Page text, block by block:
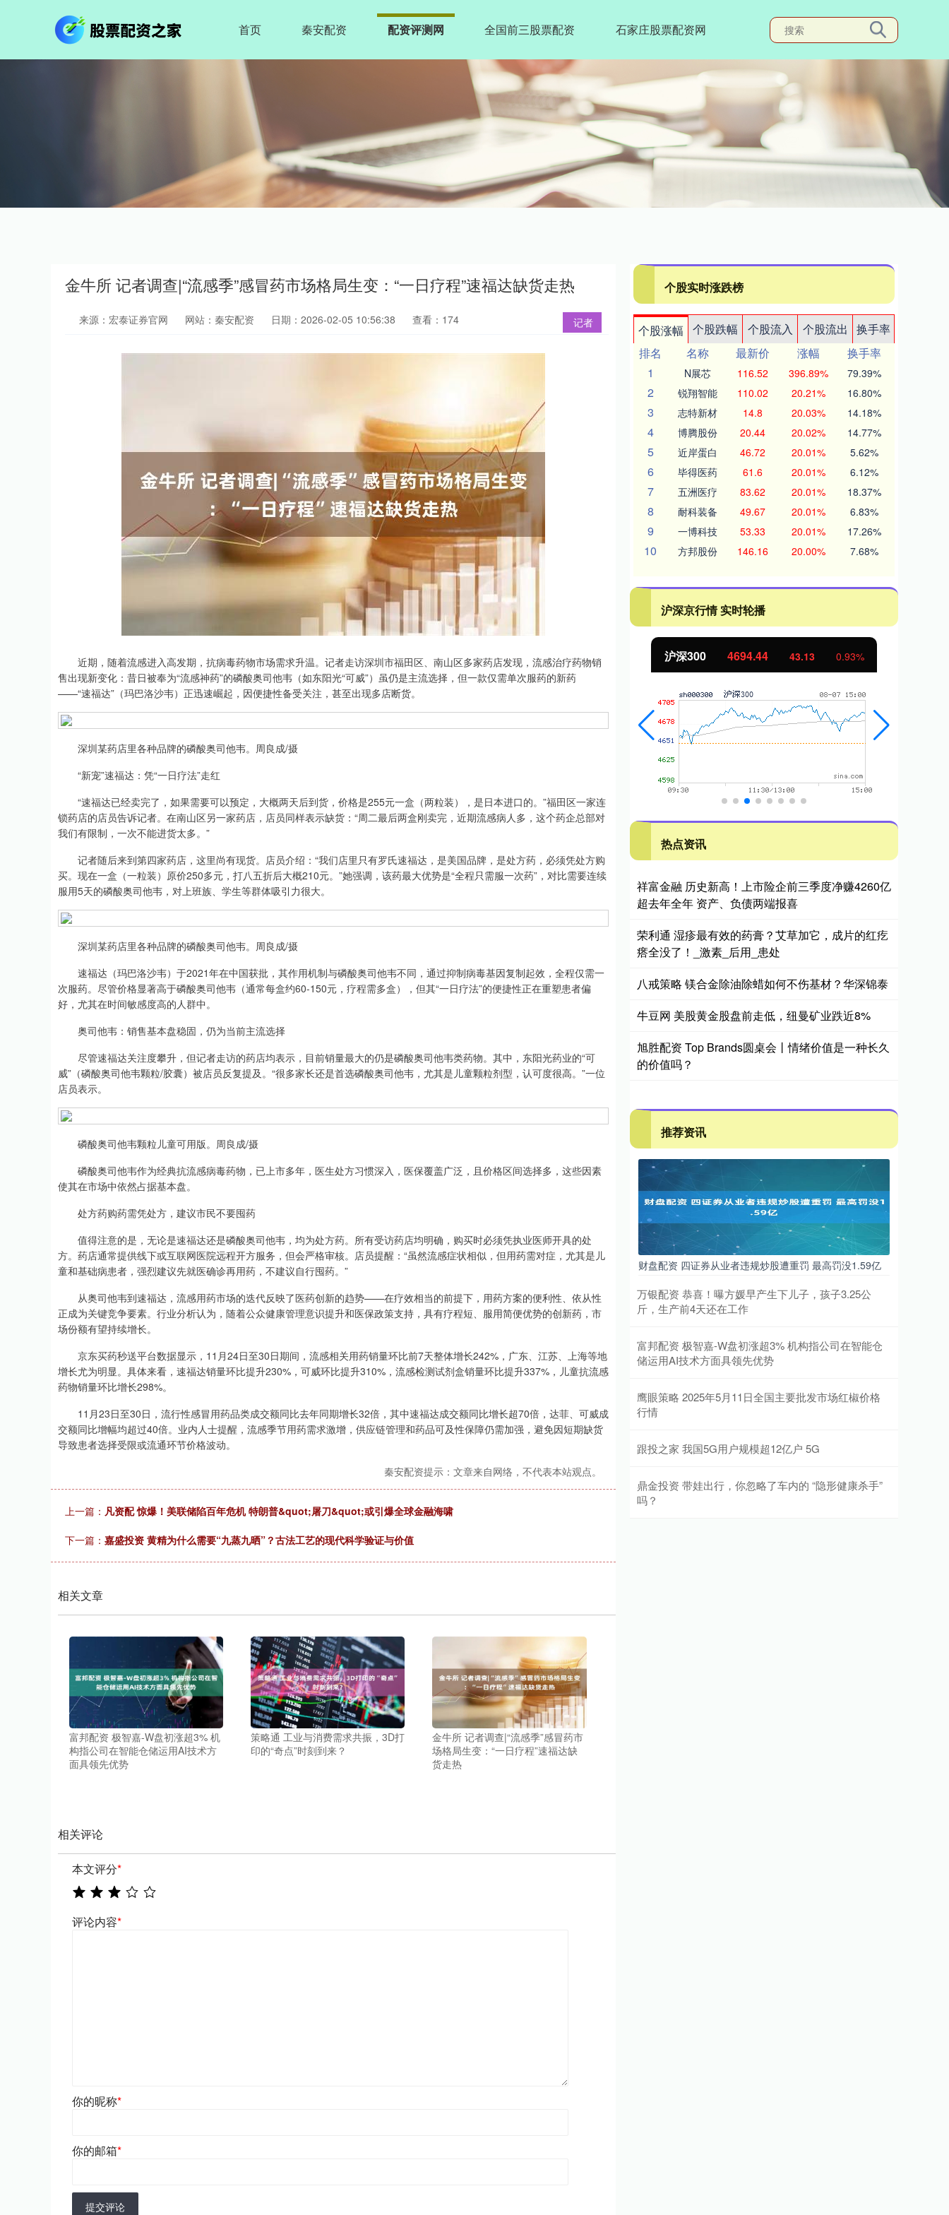
首页 秦安配资 配资评测网 全国前三股票配资 石家庄股票配资网
金牛所 记者调查|“流感季”感冒药市场格局生变：“一日疗程”速福达缺货走热
记者
来源：宏泰证券官网 网站：秦安配资 日期：2026-02-05 10:56:38 查看：174
近期，随着流感进入高发期，抗病毒药物市场需求升温。记者走访深圳市福田区、南山区多家药店发现，流感治疗药物销
售出现新变化：昔日被奉为“流感神药”的磷酸奥司他韦（如东阳光“可威”）虽仍是主流选择，但一款仅需单次服药的新药
——“速福达”（玛巴洛沙韦）正迅速崛起，因便捷性备受关注，甚至出现多店断货。
深圳某药店里各种品牌的磷酸奥司他韦。周良成/摄
“新宠”速福达：凭“一日疗法”走红
“速福达已经卖完了，如果需要可以预定，大概两天后到货，价格是255元一盒（两粒装），是日本进口的。”福田区一家连
锁药店的店员告诉记者。在南山区另一家药店，店员同样表示缺货：“周二最后两盒刚卖完，近期流感病人多，这个药企总部对
我们有限制，一次不能进货太多。”
记者随后来到第四家药店，这里尚有现货。店员介绍：“我们店里只有罗氏速福达，是美国品牌，是处方药，必须凭处方购
买。现在一盒（一粒装）原价250多元，打八五折后大概210元。”她强调，该药最大优势是“全程只需服一次药”，对比需要连续
服用5天的磷酸奥司他韦，对上班族、学生等群体吸引力很大。
深圳某药店里各种品牌的磷酸奥司他韦。周良成/摄
速福达（玛巴洛沙韦）于2021年在中国获批，其作用机制与磷酸奥司他韦不同，通过抑制病毒基因复制起效，全程仅需一
次服药。尽管价格显著高于磷酸奥司他韦（通常每盒约60-150元，疗程需多盒），但其“一日疗法”的便捷性正在重塑患者偏
好，尤其在时间敏感度高的人群中。
奥司他韦：销售基本盘稳固，仍为当前主流选择
尽管速福达关注度攀升，但记者走访的药店均表示，目前销量最大的仍是磷酸奥司他韦类药物。其中，东阳光药业的“可
威”（磷酸奥司他韦颗粒/胶囊）被店员反复提及。“很多家长还是首选磷酸奥司他韦，尤其是儿童颗粒剂型，认可度很高。”一位
店员表示。
磷酸奥司他韦颗粒儿童可用版。周良成/摄
磷酸奥司他韦作为经典抗流感病毒药物，已上市多年，医生处方习惯深入，医保覆盖广泛，且价格区间选择多，这些因素
使其在市场中依然占据基本盘。
处方药购药需凭处方，建议市民不要囤药
值得注意的是，无论是速福达还是磷酸奥司他韦，均为处方药。所有受访药店均明确，购买时必须凭执业医师开具的处
方。药店通常提供线下或互联网医院远程开方服务，但会严格审核。店员提醒：“虽然流感症状相似，但用药需对症，尤其是儿
童和基础病患者，强烈建议先就医确诊再用药，不建议自行囤药。”
从奥司他韦到速福达，流感用药市场的迭代反映了医药创新的趋势——在疗效相当的前提下，用药方案的便利性、依从性
正成为关键竞争要素。行业分析认为，随着公众健康管理意识提升和医保政策支持，具有疗程短、服用简便优势的创新药，市
场份额有望持续增长。
京东买药秒送平台数据显示，11月24日至30日期间，流感相关用药销量环比前7天整体增长242%，广东、江苏、上海等地
增长尤为明显。具体来看，速福达销量环比提升230%，可威环比提升310%，流感检测试剂盒销量环比提升337%，儿童抗流感
药物销量环比增长298%。
11月23日至30日，流行性感冒用药品类成交额同比去年同期增长32倍，其中速福达成交额同比增长超70倍，达菲、可威成
交额同比增幅均超过40倍。业内人士提醒，流感季节用药需求激增，供应链管理和药品可及性保障仍需加强，避免因短期缺货
导致患者选择受限或流通环节价格波动。
秦安配资提示：文章来自网络，不代表本站观点。
上一篇： 凡资配 惊爆！美联储陷百年危机 特朗普&quot;屠刀&quot;或引爆全球金融海啸
下一篇： 嘉盛投资 黄精为什么需要“九蒸九晒”？古法工艺的现代科学验证与价值
相关文章
富邦配资 极智嘉-W盘初涨超3% 机
构指公司在智能仓储运用AI技术方
面具领先优势
策略通 工业与消费需求共振，3D打
印的“奇点”时刻到来？
金牛所 记者调查|“流感季”感冒药市
场格局生变：“一日疗程”速福达缺
货走热
相关评论
本文评分*
评论内容*
你的昵称*
你的邮箱*
提交评论
个股实时涨跌榜
个股涨幅 个股跌幅 个股流入 个股流出
换手率
排名
名称 最新价 涨幅
换手率
1
N展芯 116.52 396.89% 79.39%
2 锐翔智能 110.02 20.21% 16.80%
3 志特新材 14.8 20.03% 14.18%
4 博腾股份 20.44 20.02% 14.77%
5 近岸蛋白 46.72 20.01% 5.62%
6 毕得医药 61.6 20.01% 6.12%
7 五洲医疗 83.62 20.01% 18.37%
8 耐科装备 49.67 20.01% 6.83%
9 一博科技 53.33 20.01% 17.26%
10 方邦股份 146.16 20.00% 7.68%
沪深京行情 实时轮播
上证指数 3940.04 39.68 1.02% 深证成指 14311.01 200.89 1.42% 沪深300 4694.44 43.13 0.93%
热点资讯
祥富金融 历史新高！上市险企前三季度净赚4260亿
超去年全年 资产、负债两端报喜
荣利通 湿疹最有效的药膏？艾草加它，成片的红疙
瘩全没了！_激素_后用_患处
八戒策略 镁合金除油除蜡如何不伤基材？华深锦泰
牛豆网 美股黄金股盘前走低，纽曼矿业跌近8%
旭胜配资 Top Brands圆桌会丨情绪价值是一种长久
的价值吗？
推荐资讯
财盘配资 四证券从业者违规炒股遭重罚 最高罚没1.59亿
万银配资 恭喜！曝方媛早产生下儿子，孩子3.25公
斤，生产前4天还在工作
富邦配资 极智嘉-W盘初涨超3% 机构指公司在智能仓
储运用AI技术方面具领先优势
鹰眼策略 2025年5月11日全国主要批发市场红椒价格
行情
跟投之家 我国5G用户规模超12亿户 5G
鼎金投资 带娃出行，你忽略了车内的 “隐形健康杀手”
吗？